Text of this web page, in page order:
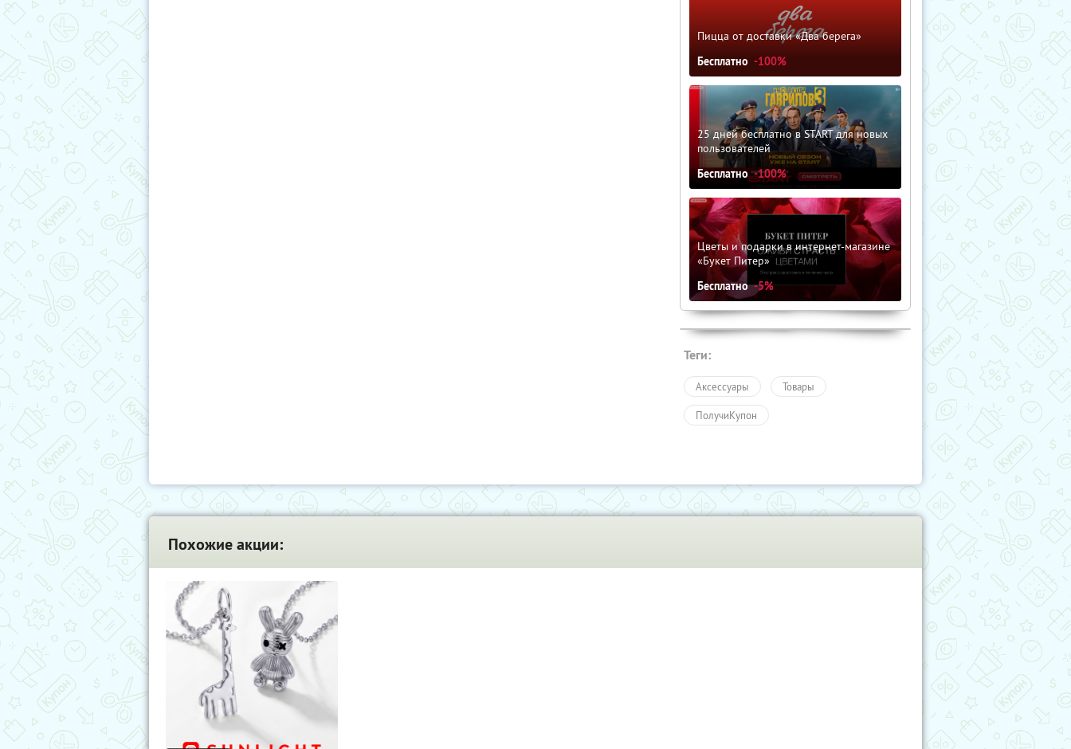
Пицца от доставки «Два берега»
Бесплатно -100%
25 дней бесплатно в START для новых
пользователей
Бесплатно -100%
Цветы и подарки в интернет-магазине
«Букет Питер»
Бесплатно -5%
Теги:
Аксессуары Товары
ПолучиКупон
Похожие акции: